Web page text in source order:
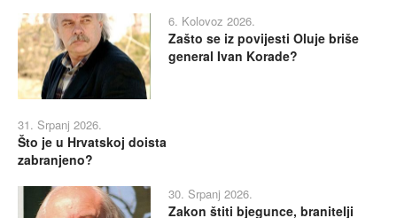
6. Kolovoz 2026.
Zašto se iz povijesti Oluje briše
general Ivan Korade?
31. Srpanj 2026.
Što je u Hrvatskoj doista
zabranjeno?
30. Srpanj 2026.
Zakon štiti bjegunce, branitelji